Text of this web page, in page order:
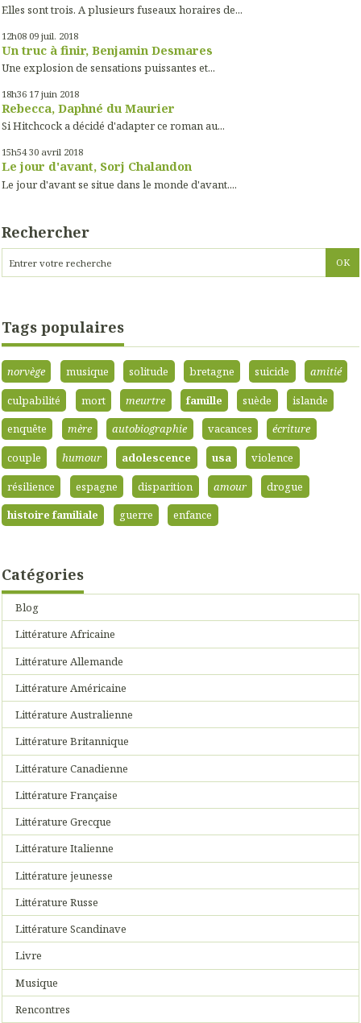
Elles sont trois. A plusieurs fuseaux horaires de...
12h08 09 juil. 2018
Un truc à finir, Benjamin Desmares
Une explosion de sensations puissantes et...
18h36 17 juin 2018
Rebecca, Daphné du Maurier
Si Hitchcock a décidé d'adapter ce roman au...
15h54 30 avril 2018
Le jour d'avant, Sorj Chalandon
Le jour d'avant se situe dans le monde d'avant....
Rechercher
Tags populaires
norvège musique solitude bretagne suicide
amitié
culpabilité
mort meurtre famille suède
islande
enquête
mère autobiographie vacances
écriture
couple
humour adolescence usa
violence
résilience
espagne disparition amour
drogue
histoire familiale
guerre enfance
Catégories
Blog
Littérature Africaine
Littérature Allemande
Littérature Américaine
Littérature Australienne
Littérature Britannique
Littérature Canadienne
Littérature Française
Littérature Grecque
Littérature Italienne
Littérature jeunesse
Littérature Russe
Littérature Scandinave
Livre
Musique
Rencontres